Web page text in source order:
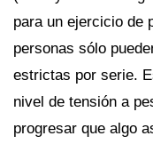
para un ejercicio de
personas sólo
estrictas por serie.
nivel de tensión a
progresar que algo